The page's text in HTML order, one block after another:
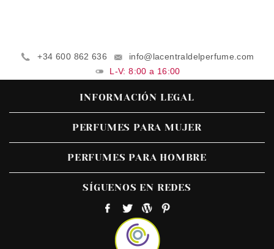
+34 600 862 636
info@lacentraldelperfume.com
L-V: 8:00 a 16:00
INFORMACIÓN LEGAL
PERFUMES PARA MUJER
PERFUMES PARA HOMBRE
SÍGUENOS EN REDES